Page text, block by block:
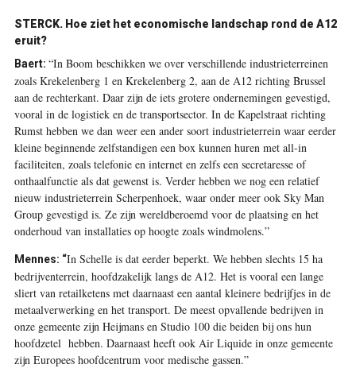
STERCK. Hoe ziet het economische landschap rond de A12
eruit?
Baert: “In Boom beschikken we over verschillende industrieterreinen
zoals Krekelenberg 1 en Krekelenberg 2, aan de A12 richting Brussel
aan de rechterkant. Daar zijn de iets grotere ondernemingen gevestigd,
vooral in de logistiek en de transportsector. In de Kapelstraat richting
Rumst hebben we dan weer een ander soort industrieterrein waar eerder
kleine beginnende zelfstandigen een box kunnen huren met all-in
faciliteiten, zoals telefonie en internet en zelfs een secretaresse of
onthaalfunctie als dat gewenst is. Verder hebben we nog een relatief
nieuw industrieterrein Scherpenhoek, waar onder meer ook Sky Man
Group gevestigd is. Ze zijn wereldberoemd voor de plaatsing en het
onderhoud van installaties op hoogte zoals windmolens.”
Mennes: “In Schelle is dat eerder beperkt. We hebben slechts 15 ha
bedrijventerrein, hoofdzakelijk langs de A12. Het is vooral een lange
sliert van retailketens met daarnaast een aantal kleinere bedrijfjes in de
metaalverwerking en het transport. De meest opvallende bedrijven in
onze gemeente zijn Heijmans en Studio 100 die beiden bij ons hun
hoofdzetel hebben. Daarnaast heeft ook Air Liquide in onze gemeente
zijn Europees hoofdcentrum voor medische gassen.”